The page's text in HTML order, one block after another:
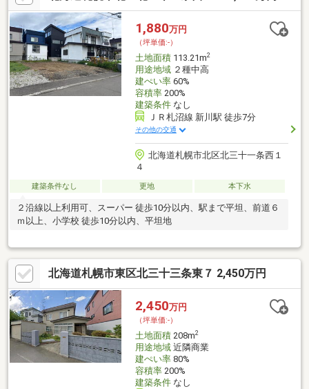
1,880万円
（坪単価:-）
土地面積113.21m2
用途地域２種中高
建ぺい率60%
容積率200%
建築条件なし
ＪＲ札沼線 新川駅 徒歩7分
その他の交通
北海道札幌市北区北三十一条西１
４
建築条件なし 更地 本下水
２沿線以上利用可、スーパー 徒歩10分以内、駅まで平坦、前道６
ｍ以上、小学校 徒歩10分以内、平坦地
北海道札幌市東区北三十三条東７ 2,450万円
2,450万円
（坪単価:-）
土地面積208m2
用途地域近隣商業
建ぺい率80%
容積率200%
建築条件なし